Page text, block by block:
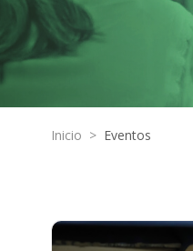
Inicio > Eventos